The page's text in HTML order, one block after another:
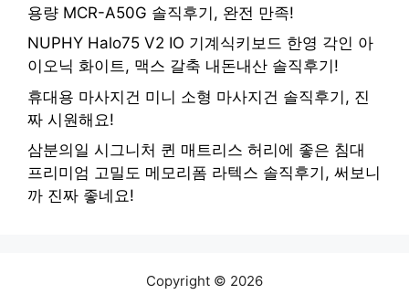
용량 MCR-A50G 솔직후기, 완전 만족!
NUPHY Halo75 V2 IO 기계식키보드 한영 각인 아
이오닉 화이트, 맥스 갈축 내돈내산 솔직후기!
휴대용 마사지건 미니 소형 마사지건 솔직후기, 진
짜 시원해요!
삼분의일 시그니처 퀸 매트리스 허리에 좋은 침대
프리미엄 고밀도 메모리폼 라텍스 솔직후기, 써보니
까 진짜 좋네요!
Copyright © 2026